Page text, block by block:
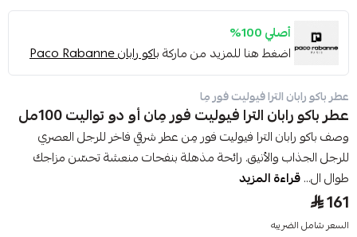
أصلي 100%
اضغط هنا للمزيد من ماركةباكو رابان Paco Rabanne
عطر باكو رابان الترا فيوليت فور مِا
عطر باكو رابان الترا فيوليت فور مِان أو دو تواليت 100مل
وصف باكو رابان الترا فيوليت فور مِن عطر شرقي فاخر للرجل العصري
للرجل الجذاب والأنيق. رائحة مذهلة بنفحات منعشة تحسّن مزاجك
طوال ال...قراءة المزيد
161
السعر شامل الضريبه